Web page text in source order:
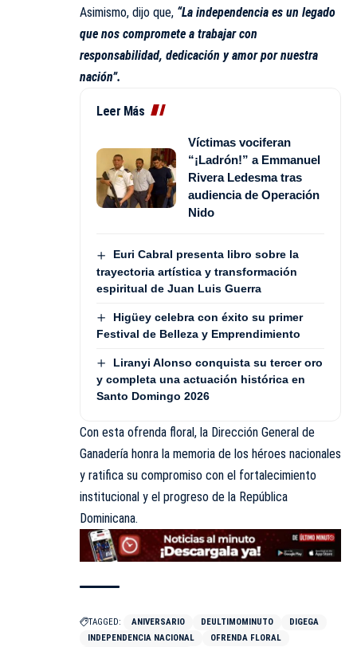
Asimismo, dijo que, “La independencia es un legado
que nos compromete a trabajar con
responsabilidad, dedicación y amor por nuestra
nación”.
Leer Más
Víctimas vociferan
“¡Ladrón!” a Emmanuel
Rivera Ledesma tras
audiencia de Operación
Nido
Euri Cabral presenta libro sobre la
trayectoria artística y transformación
espiritual de Juan Luis Guerra
Higüey celebra con éxito su primer
Festival de Belleza y Emprendimiento
Liranyi Alonso conquista su tercer oro
y completa una actuación histórica en
Santo Domingo 2026
Con esta ofrenda floral, la Dirección General de
Ganadería honra la memoria de los héroes nacionales
y ratifica su compromiso con el fortalecimiento
institucional y el progreso de la República
Dominicana.
TAGGED: ANIVERSARIO DEULTIMOMINUTO
DIGEGA
INDEPENDENCIA NACIONAL
OFRENDA FLORAL